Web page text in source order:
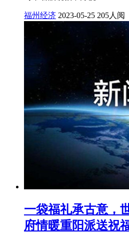
福州经济 2023-05-25 205人阅
一袋福礼承古意，
府情暖重阳派送祝